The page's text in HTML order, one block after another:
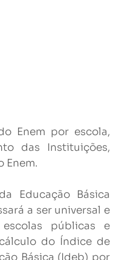
Enem por escola,
das Instituições,
Enem.
Educação Básica
a ser universal e
públicas e
do Índice de
Básica (Ideb) por